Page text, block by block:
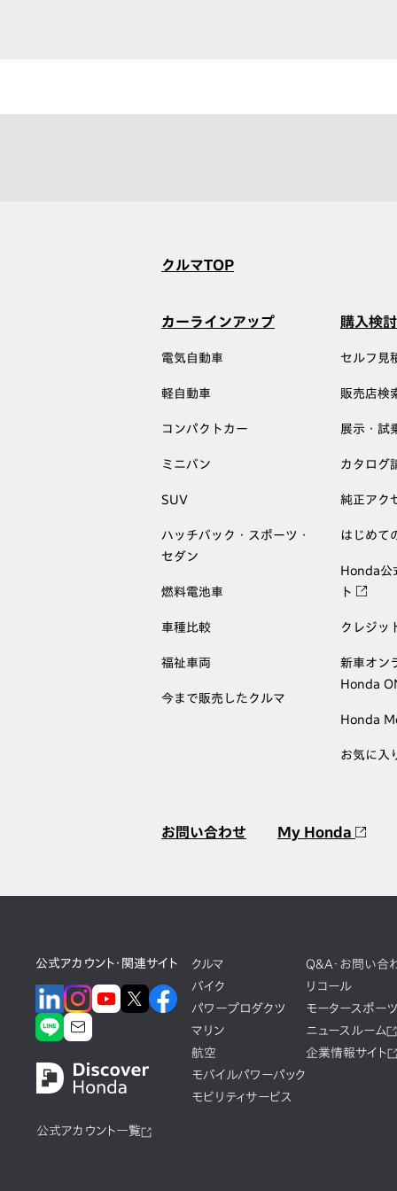
クルマTOP
カーラインアップ
電気自動車
軽自動車
コンパクトカー
ミニバン
SUV
ハッチバック・スポーツ・
セダン
燃料電池車
車種比較
福祉車両
今まで販売したクルマ
購入検
セルフ見
販売店検
展示・試
カタログ
純正アク
はじめて
Honda公
ト
クレジッ
新車オン
Honda
Honda
お気に入
お問い合わせ My Honda
公式アカウント・関連サイト
公式アカウント一覧
クルマ
バイク
パワープロダクツ
マリン
航空
モバイルパワーパック
モビリティサービス
Q&A・お問い合
リコール
モータースポーツ
ニュースルーム
企業情報サイト